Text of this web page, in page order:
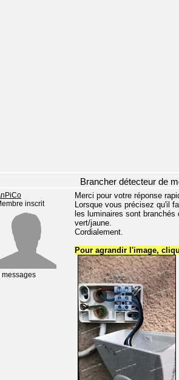
Brancher détecteur de
inscrit
messages
Merci pour votre réponse
Lorsque vous précisez qu'il
les luminaires sont
vert/jaune.
Cordialement.
Pour agrandir l'image,